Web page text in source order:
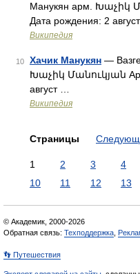
Манукян арм. Խաչիկ
Дата рождения: 2
Википедия
10 Хачик Манукян —
Խաչիկ Մանուկյան
август …
Википедия
Страницы
1 2 3 4
10
11 12 13
© Академик, 2000-2026
Обратная связь: Техподдержка
👣 Путешествия